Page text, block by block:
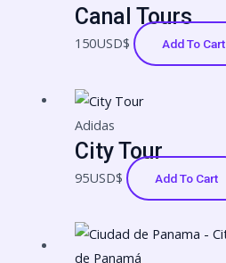
Canal Tours
150USD$ Add To Cart
Adidas
City Tour
95USD$ Add To Cart